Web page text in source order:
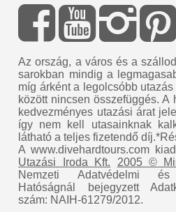
Az ország, a város és a
sarokban mindig a
míg árként a legolcsóbb
között nincsen összefüggés.
kedvezményes utazási árat
így nem kell utasainknak
látható a teljes fizetendő
A www.divehardtours.com
Utazási Iroda Kft.
2005 ©
Nemzeti Adatvédelmi és
Hatóságnál bejegyzett
szám: NAIH-61279/2012.